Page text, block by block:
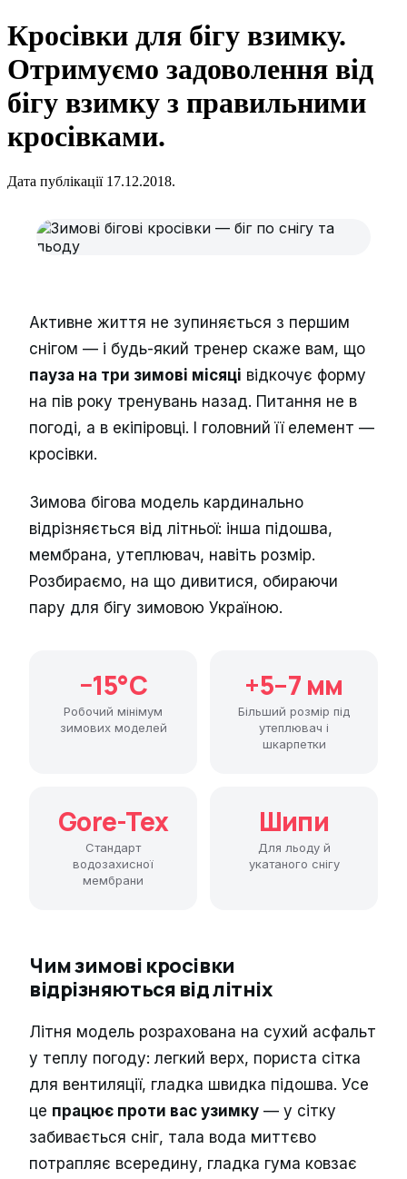
Кросівки для бігу взимку.
Отримуємо задоволення від
бігу взимку з правильними
кросівками.
Дата публікації 17.12.2018.
Активне життя не зупиняється з першим
снігом — і будь-який тренер скаже вам, що
пауза на три зимові місяці відкочує форму
на пів року тренувань назад. Питання не в
погоді, а в екіпіровці. І головний її елемент —
кросівки.
Зимова бігова модель кардинально
відрізняється від літньої: інша підошва,
мембрана, утеплювач, навіть розмір.
Розбираємо, на що дивитися, обираючи
пару для бігу зимовою Україною.
−15°C
Робочий мінімум
зимових моделей
+5–7 мм
Більший розмір під
утеплювач і
шкарпетки
Gore-Tex
Стандарт
водозахисної
мембрани
Шипи
Для льоду й
укатаного снігу
Чим зимові кросівки
відрізняються від літніх
Літня модель розрахована на сухий асфальт
у теплу погоду: легкий верх, пориста сітка
для вентиляції, гладка швидка підошва. Усе
це працює проти вас узимку — у сітку
забивається сніг, тала вода миттєво
потрапляє всередину, гладка гума ковзає